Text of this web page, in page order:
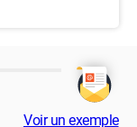
Voir un exemple